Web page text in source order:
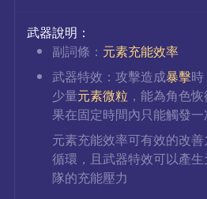
武器說明：
副詞條： 元素充能效率
武器特效：攻擊造成暴擊
少量元素微粒 ，能為角色
果在固定時間內只能觸發一
元素充能效率可有效的改
循環，且武器特效可以產
隊的充能壓力